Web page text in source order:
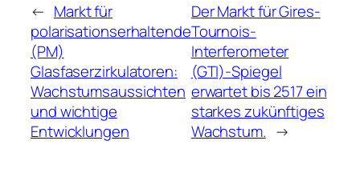
← Markt für
polarisationserhaltende
(PM)
Glasfaserzirkulatoren:
Wachstumsaussichten
und wichtige
Entwicklungen
Der Markt für Gires-
Tournois-
Interferometer
(GTI)-Spiegel
erwartet bis 2517 ein
starkes zukünftiges
Wachstum. →